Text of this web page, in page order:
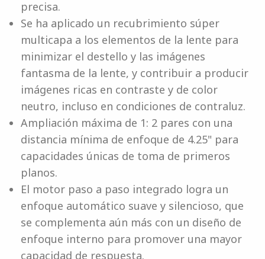
precisa.
Se ha aplicado un recubrimiento súper
multicapa a los elementos de la lente para
minimizar el destello y las imágenes
fantasma de la lente, y contribuir a producir
imágenes ricas en contraste y de color
neutro, incluso en condiciones de contraluz.
Ampliación máxima de 1: 2 pares con una
distancia mínima de enfoque de 4.25" para
capacidades únicas de toma de primeros
planos.
El motor paso a paso integrado logra un
enfoque automático suave y silencioso, que
se complementa aún más con un diseño de
enfoque interno para promover una mayor
capacidad de respuesta.